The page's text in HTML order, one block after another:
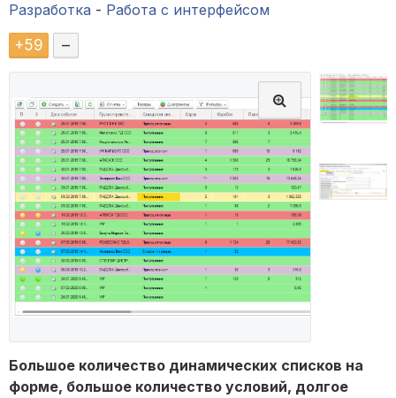
Разработка - Работа с интерфейсом
+59 –
Большое количество динамических списков на
форме, большое количество условий, долгое